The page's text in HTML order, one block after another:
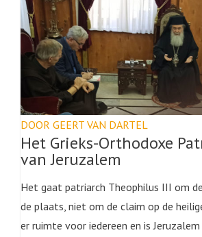
DOOR GEERT VAN DARTEL
Het Grieks-Orthodoxe
van Jeruzalem
Het gaat patriarch Theophilus III om
de plaats, niet om de claim op de
er ruimte voor iedereen en is